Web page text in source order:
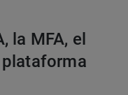
la MFA, el
plataforma